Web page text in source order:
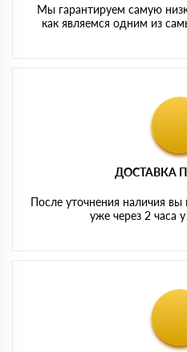
Мы гарантируем самую
как являемся одним из
ДОСТАВКА
После уточнения наличия
уже через 2 часа